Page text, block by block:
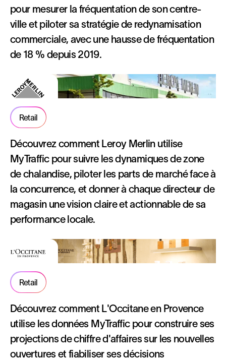
pour mesurer la fréquentation de son centre-
ville et piloter sa stratégie de redynamisation
commerciale, avec une hausse de fréquentation
de 18 % depuis 2019.
Retail
Découvrez comment Leroy Merlin utilise
MyTraffic pour suivre les dynamiques de zone
de chalandise, piloter les parts de marché face à
la concurrence, et donner à chaque directeur de
magasin une vision claire et actionnable de sa
performance locale.
Retail
Découvrez comment L'Occitane en Provence
utilise les données MyTraffic pour construire ses
projections de chiffre d'affaires sur les nouvelles
ouvertures et fiabiliser ses décisions